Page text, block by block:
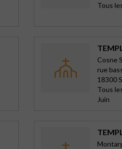
Tous
Cosne
rue
18300
Tous
Juin